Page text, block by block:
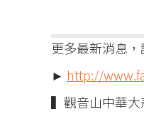
更多最新消息，
► http://
▍觀音山中華大